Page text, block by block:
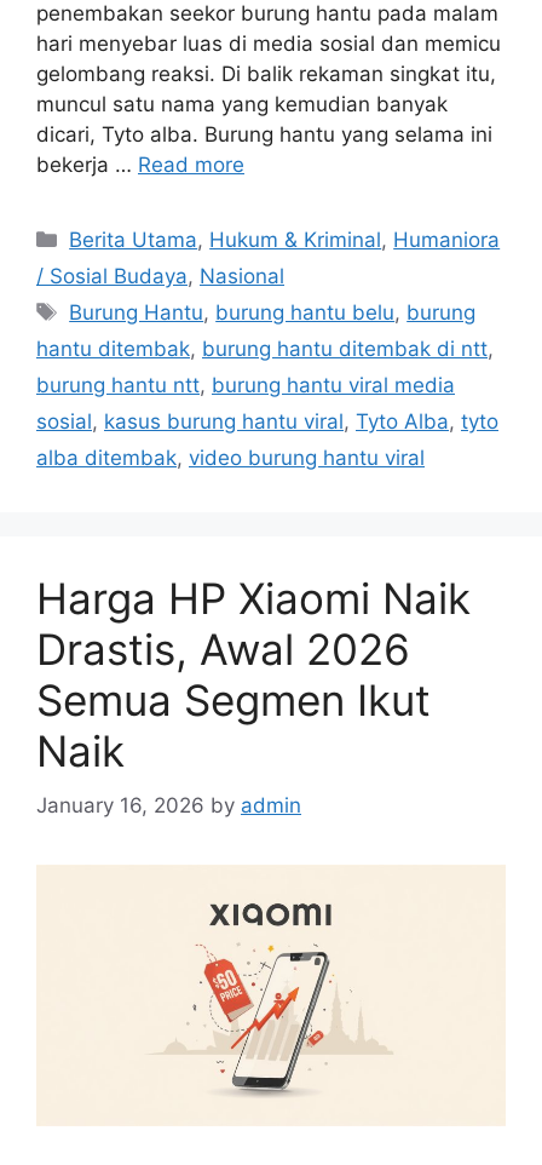
penembakan seekor burung hantu pada malam
hari menyebar luas di media sosial dan memicu
gelombang reaksi. Di balik rekaman singkat itu,
muncul satu nama yang kemudian banyak
dicari, Tyto alba. Burung hantu yang selama ini
bekerja … Read more
C
a
e
g
o
r
i
Berita Utama, Hukum & Kriminal, Humaniora
/ Sosial Budaya, Nasional
T
a
s
Burung Hantu, burung hantu belu, burung
hantu ditembak, burung hantu ditembak di ntt,
burung hantu ntt, burung hantu viral media
sosial, kasus burung hantu viral, Tyto Alba, tyto
alba ditembak, video burung hantu viral
Harga HP Xiaomi Naik
Drastis, Awal 2026
Semua Segmen Ikut
Naik
January 16, 2026 by admin